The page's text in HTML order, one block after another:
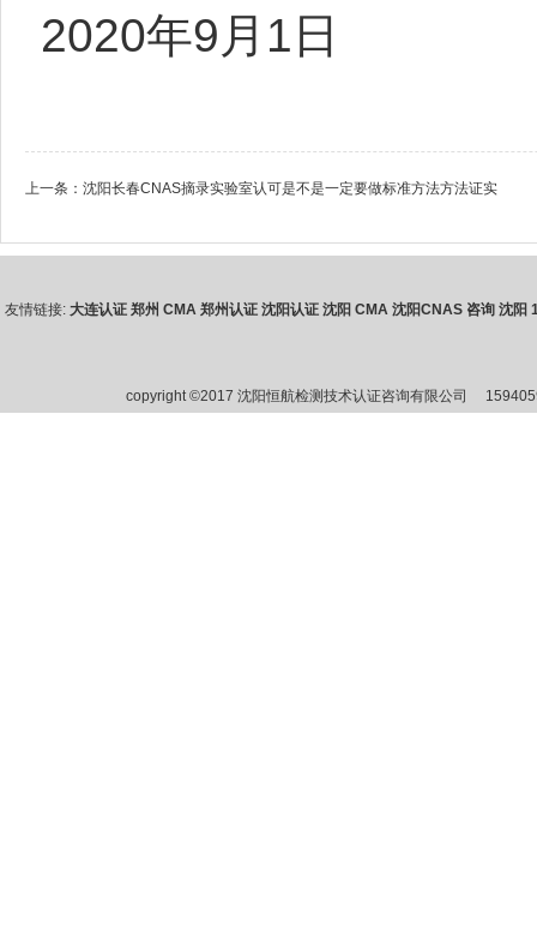
2020年9月1日
上一条： 沈阳长春CNAS摘录实验室认可是不是一定要做标准方法方法证实
友情链接: 大连认证 郑州 CMA 郑州认证 沈阳认证 沈阳 CMA 沈阳CNAS 咨询 沈阳
copyright ©2017 沈阳恒航检测技术认证咨询有限公司